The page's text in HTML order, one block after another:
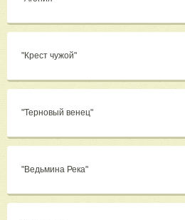
"Крест чужой"
"Терновый венец"
"Ведьмина Река"